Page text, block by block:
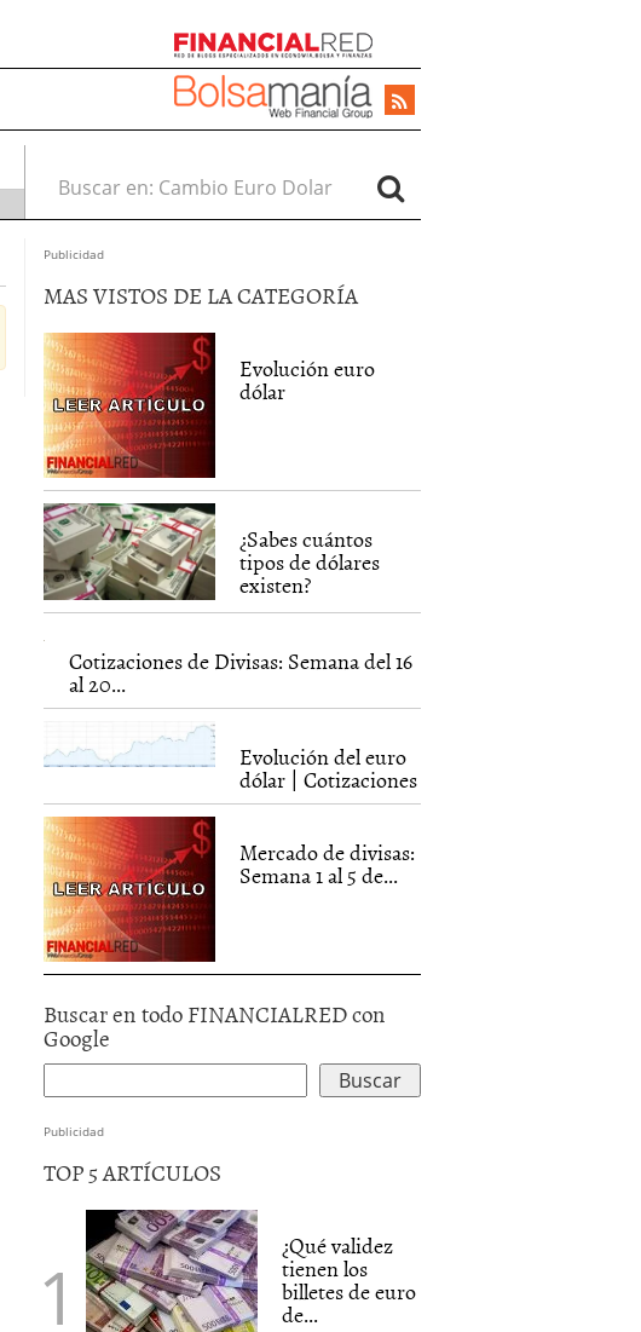
Buscar en:
Publicidad
MAS VISTOS DE LA CATEGORÍA
Evolución euro
dólar
¿Sabes cuántos
tipos de dólares
existen?
Cotizaciones de Divisas: Semana del 16
al 20...
Evolución del euro
dólar | Cotizaciones
Mercado de divisas:
Semana 1 al 5 de...
Buscar en todo FINANCIALRED con
Google
Publicidad
TOP 5 ARTÍCULOS
¿Qué validez
tienen los
billetes de euro
de...